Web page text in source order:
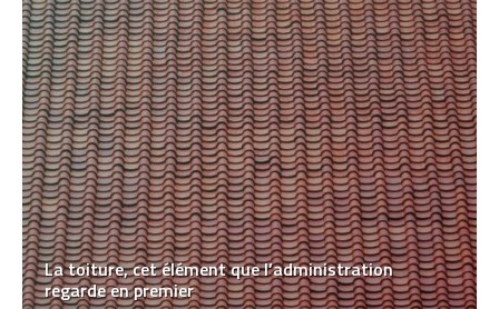
La toiture, cet élément que l’administration
regarde en premier